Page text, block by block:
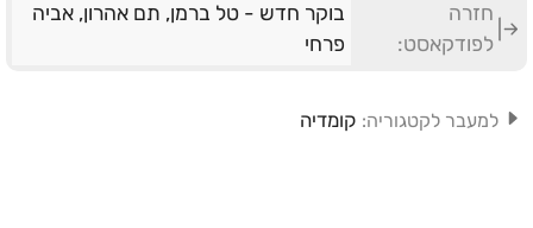
חזרה
לפודקאסט:
בוקר חדש - טל ברמן, תם אהרון, אביה
פרחי
למעבר לקטגוריה: קומדיה